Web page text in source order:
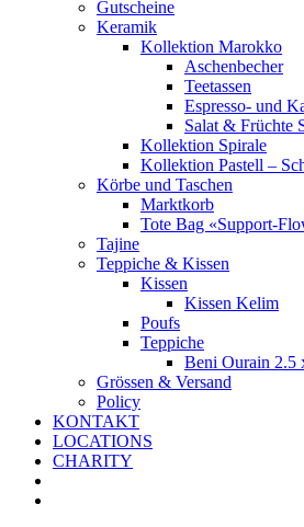
Gutscheine
Keramik
Kollektion Marokko
Aschenbecher
Teetassen
Espresso- und
Salat & Früchte
Kollektion Spirale
Kollektion Pastell –
Körbe und Taschen
Marktkorb
Tote Bag «Support-
Tajine
Teppiche & Kissen
Kissen
Kissen Kelim
Poufs
Teppiche
Beni Ourain 2.5
Grössen & Versand
Policy
KONTAKT
LOCATIONS
CHARITY